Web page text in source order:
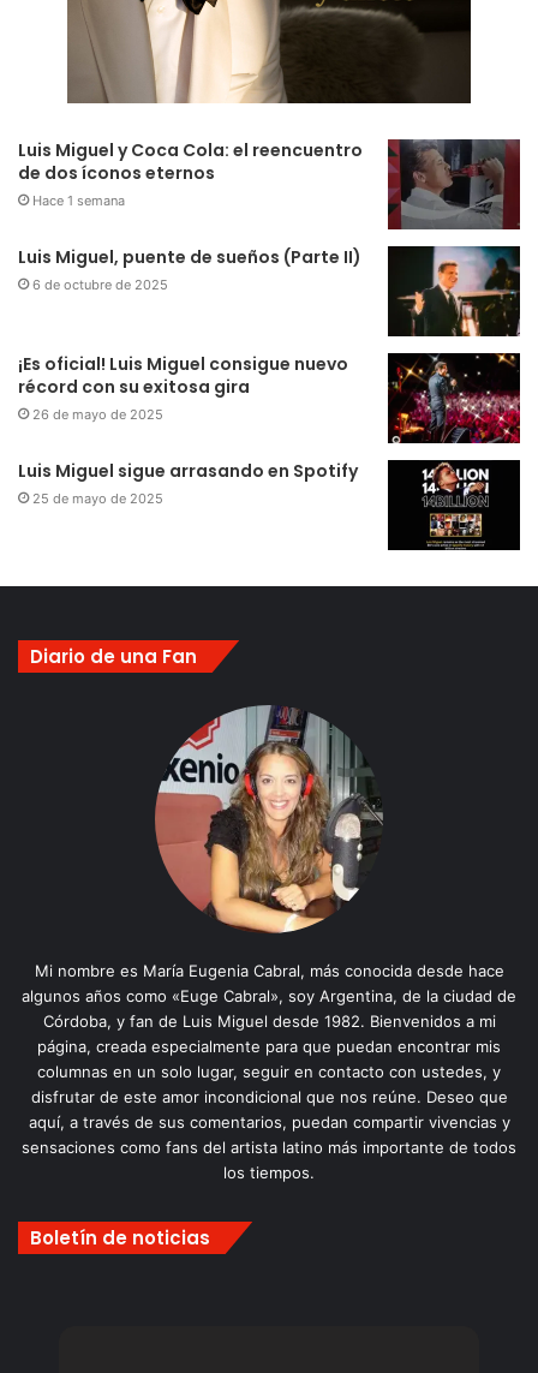
Luis Miguel y Coca Cola: el reencuentro
de dos íconos eternos
Hace 1 semana
Luis Miguel, puente de sueños (Parte II)
6 de octubre de 2025
¡Es oficial! Luis Miguel consigue nuevo
récord con su exitosa gira
26 de mayo de 2025
Luis Miguel sigue arrasando en Spotify
25 de mayo de 2025
Diario de una Fan
Mi nombre es María Eugenia Cabral, más conocida desde hace
algunos años como «Euge Cabral», soy Argentina, de la ciudad de
Córdoba, y fan de Luis Miguel desde 1982. Bienvenidos a mi
página, creada especialmente para que puedan encontrar mis
columnas en un solo lugar, seguir en contacto con ustedes, y
disfrutar de este amor incondicional que nos reúne. Deseo que
aquí, a través de sus comentarios, puedan compartir vivencias y
sensaciones como fans del artista latino más importante de todos
los tiempos.
Boletín de noticias